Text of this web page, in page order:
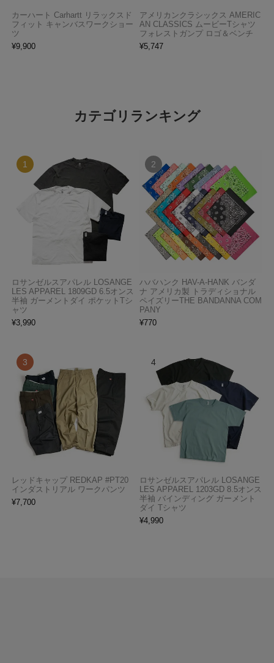
カーハート Carhartt リラックスド
フィット キャンバスワークショー
ツ
¥9,900
アメリカンクラシックス AMERIC
AN CLASSICS ムービーTシャツ
フォレストガンプ ロゴ＆ベンチ
¥5,747
カテゴリランキング
ロサンゼルスアパレル LOSANGE
LES APPAREL 1809GD 6.5オンス
半袖 ガーメントダイ ポケットTシ
ャツ
¥3,990
ハバハンク HAV-A-HANK バンダ
ナ アメリカ製 トラディショナル
ペイズリーTHE BANDANNA COM
PANY
¥770
レッドキャップ REDKAP #PT20
インダストリアル ワークパンツ
¥7,700
ロサンゼルスアパレル LOSANGE
LES APPAREL 1203GD 8.5オンス
半袖 バインディング ガーメント
ダイ Tシャツ
¥4,990